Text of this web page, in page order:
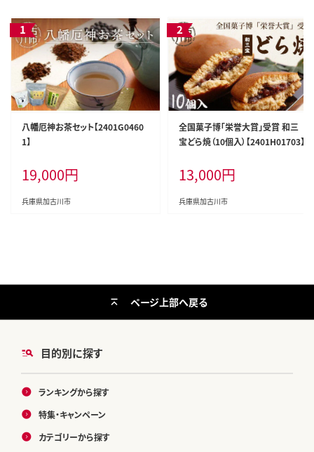
八幡厄神お茶セット【2401G0460
1】
19,000円
兵庫県加古川市
全国菓子博「栄誉大賞」受賞 和三
宝どら焼（10個入）【2401H01703】
13,000円
兵庫県加古川市
目的別に探す
ランキングから探す
特集・キャンペーン
カテゴリーから探す
ページ上部へ戻る